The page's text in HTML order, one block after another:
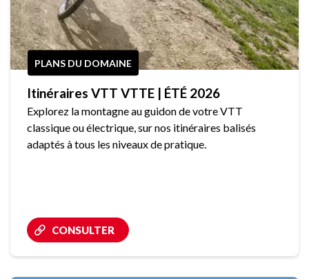
PLANS DU DOMAINE
Itinéraires VTT VTTE | ÉTÉ 2026
Explorez la montagne au guidon de votre VTT
classique ou électrique, sur nos itinéraires balisés
adaptés à tous les niveaux de pratique.
CONSULTER